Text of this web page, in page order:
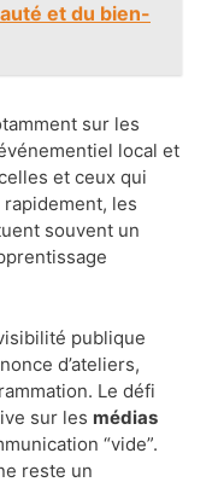
et du bien-
sur les
local et
et ceux qui
les
souvent un
publique
d’ateliers,
Le défi
sur les médias
“vide”.
reste un